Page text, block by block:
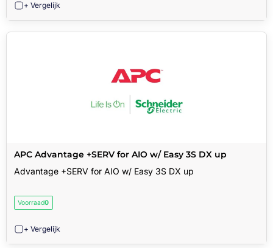
+ Vergelijk
APC Advantage +SERV for AIO w/ Easy 3S DX up
Advantage +SERV for AIO w/ Easy 3S DX up
Voorraad0
+ Vergelijk